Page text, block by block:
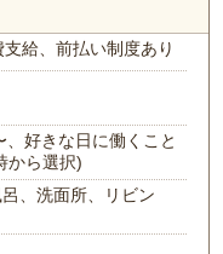
支給、前払い制度あり
好きな日に働くこと
から選択)
、洗面所、リビン